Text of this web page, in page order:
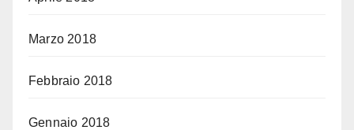
Marzo 2018
Febbraio 2018
Gennaio 2018